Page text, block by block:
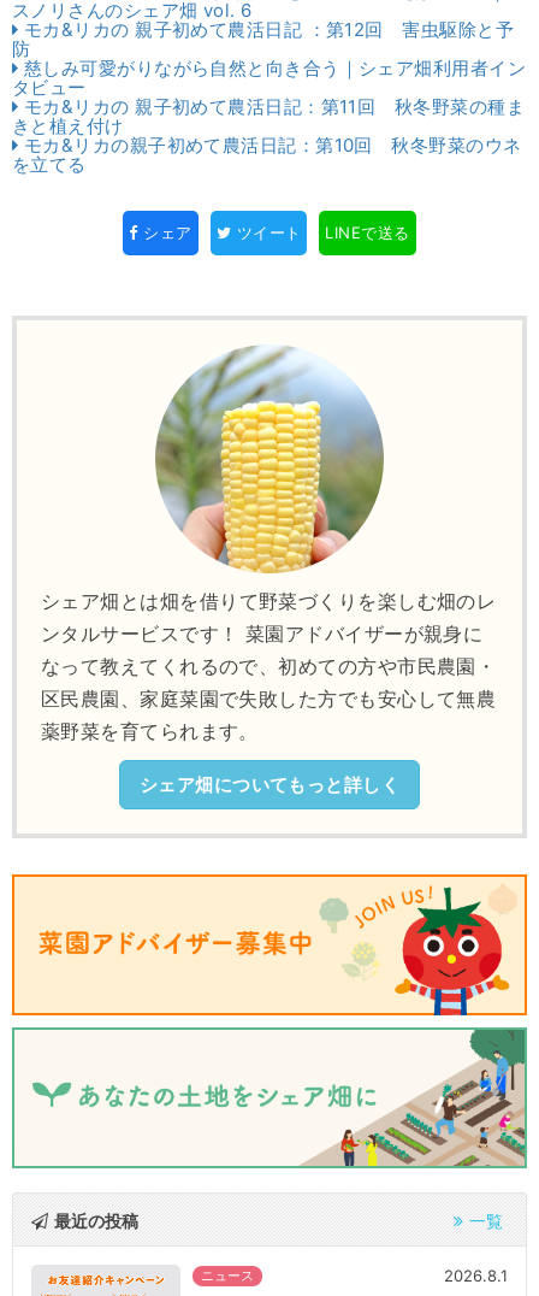
スノリさんのシェア畑 vol. 6
モカ&リカの 親子初めて農活日記 ：第12回 害虫駆除と予
防
慈しみ可愛がりながら自然と向き合う｜シェア畑利用者イン
タビュー
モカ&リカの 親子初めて農活日記：第11回 秋冬野菜の種ま
きと植え付け
モカ&リカの親子初めて農活日記：第10回 秋冬野菜のウネ
を立てる
シェア ツイート LINEで送る
シェア畑とは畑を借りて野菜づくりを楽しむ畑のレ
ンタルサービスです！ 菜園アドバイザーが親身に
なって教えてくれるので、初めての方や市民農園・
区民農園、家庭菜園で失敗した方でも安心して無農
薬野菜を育てられます。
シェア畑についてもっと詳しく
最近の投稿 一覧
ニュース 2026.8.1